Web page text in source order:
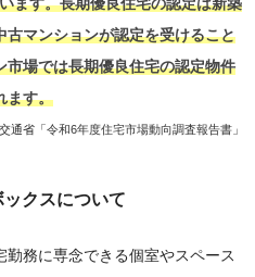
ます。長期優良住宅の認定は新築
マンションが認定を受けること
場では長期優良住宅の認定物件
ます。
通省「 令和6年度住宅市場動向調査報告書 」
クスについて
務に専念できる個室やスペース